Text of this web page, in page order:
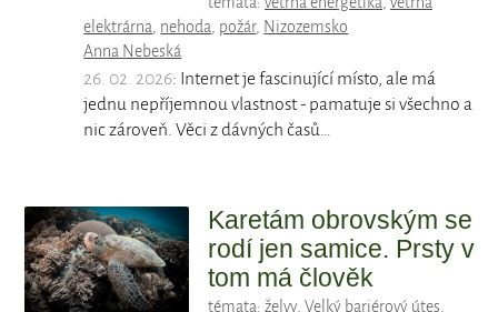
elektrárna, nehoda, požár, Nizozemsko
Anna Nebeská
26. 02. 2026: Internet je fascinující místo, ale má
jednu nepříjemnou vlastnost - pamatuje si všechno a
nic zároveň. Věci z dávných časů…
Karetám obrovským se
rodí jen samice. Prsty v
tom má člověk
témata: želvy, Velký bariérový útes,